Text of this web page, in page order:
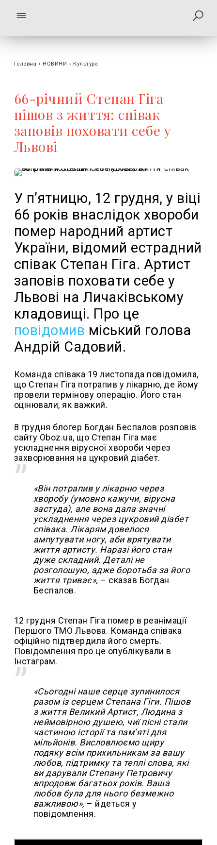
Головна › НОВИНИ › Культура
66-річний Степан Гіга
пішов з життя: співак
заповів поховати себе у
Львові
У п’ятницю, 12 грудня, у віці
66 років внаслідок хвороби
помер народний артист
України, відомий естрадний
співак Степан Гіга. Артист
заповів поховати себе у
Львові на Личаківському
кладовищі. Про це
повідомив міський голова
Андрій Садовий.
Команда співака 19 листопада повідомила,
що Степан Гіга потрапив у лікарню, де йому
провели термінову операцію. Його стан
оцінювали, як важкий.
8 грудня блогер Богдан Беспалов розповів
сайту Oboz.ua, що Степан Гіга має
ускладнення вірусної хвороби через
захворювання на цукровий діабет.
«Він потрапив у лікарню через
хворобу (умовно кажучи, вірусна
застуда), але вона дала значні
ускладнення через цукровий діабет
співака. Лікарям довелося
ампутувати ногу, аби врятувати
життя артисту. Наразі його стан
дуже складний. Деталі не
розголошую, адже боротьба за його
життя триває», – сказав Богдан
Беспалов.
12 грудня Степан Гіга помер в реанімації
Першого ТМО Львова. Команда співака
офіційно підтвердила його смерть.
Повідомлення про це опублікували в
Інстаграм.
«Сьогодні наше серце зупинилося
разом із серцем Степана Гіги. Пішов
з життя Великий Артист, Людина з
неймовірною душею, чиї пісні стали
частиною історії та пам’яті для
мільйонів. Висловлюємо щиру
подяку всім прихильникам за вашу
любов, підтримку та теплі слова, які
ви дарували Степану Петровичу
впродовж багатьох років. Ваша
любов була для нього безмежно
важливою», – йдеться у
повідомлення.